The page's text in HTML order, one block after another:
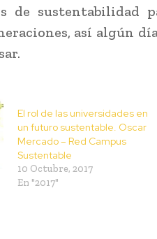
de sustentabilidad
así algún
El rol de las universidades en
un futuro sustentable. Oscar
Mercado – Red Campus
Sustentable
10 Octubre, 2017
En "2017"